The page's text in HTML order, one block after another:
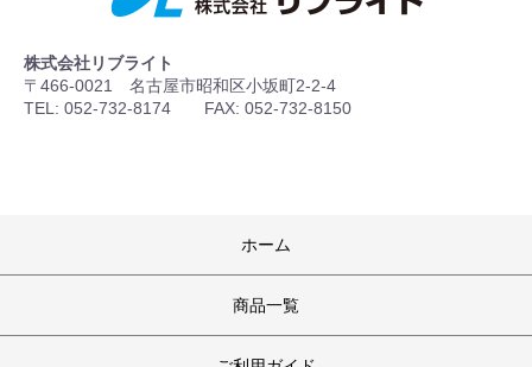
株式会社リブライト
〒466-0021 名古屋市昭和区小坂町2-2-4
TEL: 052-732-8174 FAX: 052-732-8150
ホーム
商品一覧